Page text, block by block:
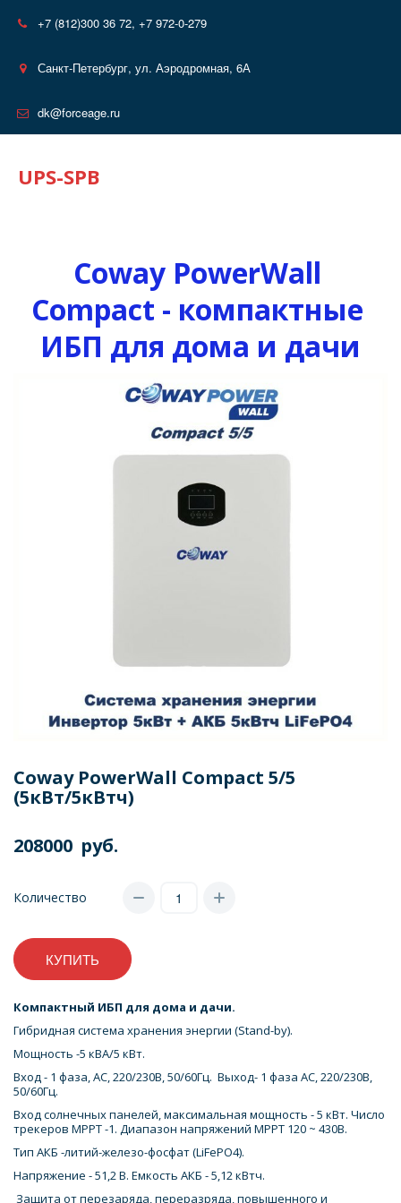
+7 (812)300 36 72, +7 972-0-279
Санкт-Петербург, ул. Аэродромная, 6А
dk@forceage.ru
UPS-SPB
Coway PowerWall
Compact - компактные
ИБП для дома и дачи
Coway PowerWall Compact 5/5
(5кВт/5кВтч)
208000 руб.
Количество
КУПИТЬ
Компактный ИБП для дома и дачи.
Гибридная система хранения энергии (Stand-by).
Мощность -5 кВА/5 кВт.
Вход - 1 фаза, AC, 220/230В, 50/60Гц. Выход- 1 фаза AC, 220/230В,
50/60Гц.
Вход солнечных панелей, максимальная мощность - 5 кВт. Число
трекеров MPPT -1. Диапазон напряжений MPPT 120 ~ 430В.
Тип АКБ -литий-железо-фосфат (LiFePO4).
Напряжение - 51,2 В. Емкость АКБ - 5,12 кВтч.
Защита от перезаряда, переразряда, повышенного и